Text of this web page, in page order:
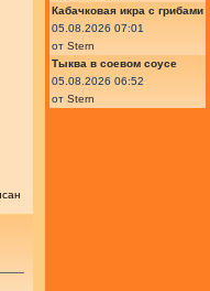
Кабачковая икра с грибами
05.08.2026 07:01
от Stern
Тыква в соевом соусе
05.08.2026 06:52
от Stern